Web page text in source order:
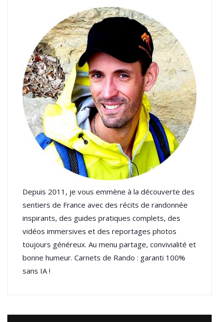
Depuis 2011, je vous emmène à la découverte des
sentiers de France avec des récits de randonnée
inspirants, des guides pratiques complets, des
vidéos immersives et des reportages photos
toujours généreux. Au menu partage, convivialité et
bonne humeur. Carnets de Rando : garanti 100%
sans IA !